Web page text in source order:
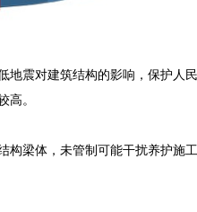
震对建筑结构的影响，保护人
高。
梁体，未管制可能干扰养护施